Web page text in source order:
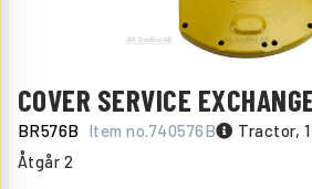
COVER SERVICE
BR576B Item no.740576B Tractor,
Åtgår 2